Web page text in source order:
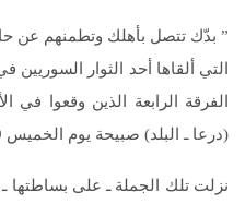
” بدّك تتصل بأهلك وتطمنهم عن
التي ألقاها أحد الثوار
الفرقة الرابعة الذين وقعوا في
(درعا ـ البلد) صبيحة يوم الخميس 29 تموز الفائت .
نزلت تلك الجملة ـ على بساطتها